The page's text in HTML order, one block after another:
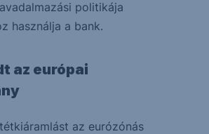
politikája
használja a bank.
az európai
az eurózónás